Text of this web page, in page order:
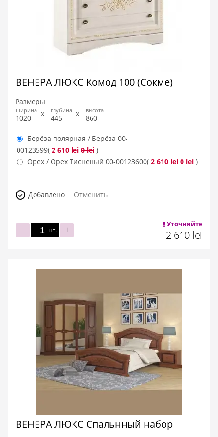
ВЕНЕРА ЛЮКС Комод 100 (Сокме)
Размеры
ширина
1020
глубина
445
высота
860
Берёза полярная / Берёза 00-
00123599( 2 610 lei 0 lei )
Орех / Орех Тисненый 00-00123600( 2 610 lei 0 lei )
Добавлено Отменить
шт. +
- Уточняйте
2 610 lei
ВЕНЕРА ЛЮКС Cпальнный набор